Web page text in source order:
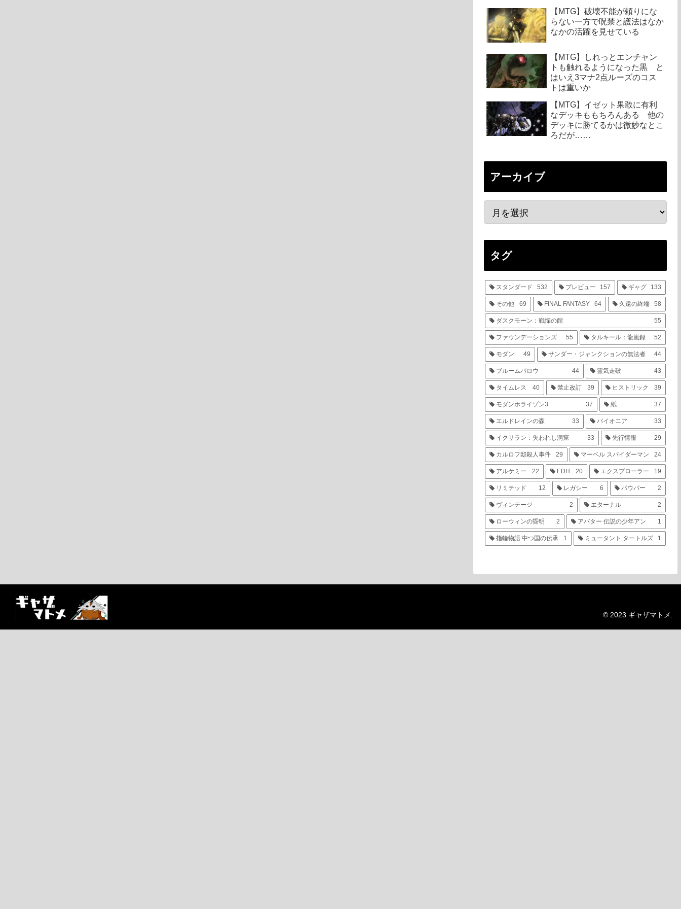
【MTG】破壊不能が頼りにな
らない一方で呪禁と護法はなか
なかの活躍を見せている
【MTG】しれっとエンチャン
トも触れるようになった黒 と
はいえ3マナ2点ルーズのコス
トは重いか
【MTG】イゼット果敢に有利
なデッキももちろんある 他の
デッキに勝てるかは微妙なとこ
ろだが……
アーカイブ
タグ
スタンダード 532 プレビュー 157 ギャグ 133
その他 69 FINAL FANTASY 64 久遠の終端 58
ダスクモーン：戦慄の館 55
ファウンデーションズ 55 タルキール：龍嵐録 52
モダン 49 サンダー・ジャンクションの無法者 44
ブルームバロウ 44 霊気走破 43
タイムレス 40 禁止改訂 39 ヒストリック 39
モダンホライゾン3 37 紙 37
エルドレインの森 33 パイオニア 33
イクサラン：失われし洞窟 33 先行情報 29
カルロフ邸殺人事件 29 マーベル スパイダーマン 24
アルケミー 22 EDH 20 エクスプローラー 19
リミテッド 12 レガシー 6 パウパー 2
ヴィンテージ 2 エターナル 2
ローウィンの昏明 2 アバター 伝説の少年アン 1
指輪物語:中つ国の伝承 1 ミュータント タートルズ 1
© 2023 ギャザマトメ.